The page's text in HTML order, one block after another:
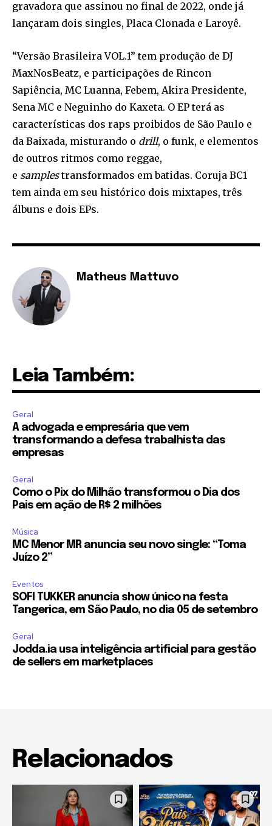
gravadora que assinou no final de 2022, onde já
lançaram dois singles, Placa Clonada e Laroyê.
“Versão Brasileira VOL.1” tem produção de DJ
MaxNosBeatz, e participações de Rincon
Sapiência, MC Luanna, Febem, Akira Presidente,
Sena MC e Neguinho do Kaxeta. O EP terá as
características dos raps proibidos de São Paulo e
da Baixada, misturando o drill, o funk, e elementos
de outros ritmos como reggae,
e samplestransformados em batidas. Coruja BC1
tem ainda em seu histórico dois mixtapes, três
álbuns e dois EPs.
Matheus Mattuvo
Leia Também:
Geral
A advogada e empresária que vem
transformando a defesa trabalhista das
empresas
Geral
Como o Pix do Milhão transformou o Dia dos
Pais em ação de R$ 2 milhões
Música
MC Menor MR anuncia seu novo single: “Toma
Juízo 2”
Eventos
SOFI TUKKER anuncia show único na festa
Tangerica, em São Paulo, no dia 05 de setembro
Geral
Jodda.ia usa inteligência artificial para gestão
de sellers em marketplaces
Relacionados